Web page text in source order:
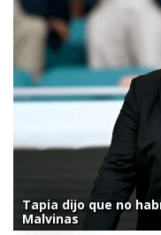
Tapia dijo que no
Malvinas